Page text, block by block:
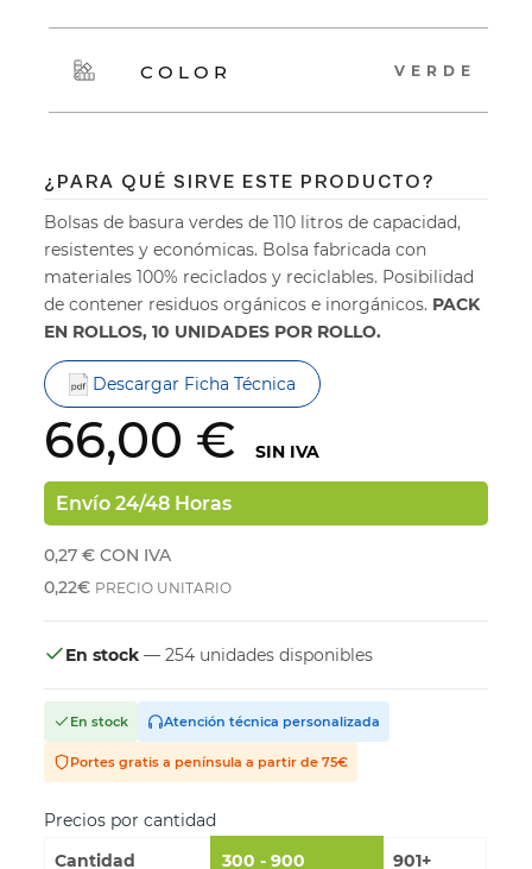
COLOR VERDE
¿PARA QUÉ SIRVE ESTE PRODUCTO?
Bolsas de basura verdes de 110 litros de capacidad,
resistentes y económicas. Bolsa fabricada con
materiales 100% reciclados y reciclables. Posibilidad
de contener residuos orgánicos e inorgánicos. PACK
EN ROLLOS, 10 UNIDADES POR ROLLO.
Descargar Ficha Técnica
66,00 € SIN IVA
Envío 24/48 Horas
0,27 € CON IVA
0,22€ PRECIO UNITARIO
En stock — 254 unidades disponibles
En stock Atención técnica personalizada
Portes gratis a península a partir de 75€
Precios por cantidad
Cantidad
300 - 900 901+